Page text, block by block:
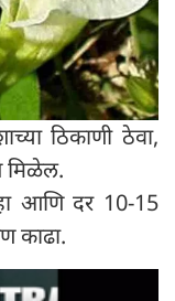
ठिकाणी ठेवा,
मिळेल.
आणि दर 10-15
काढा.